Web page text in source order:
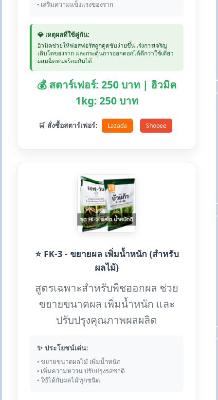
• เสริมความแข็งแรงของราก
💎 เหตุผลที่ใช้คู่กัน:
ฮิวมิคช่วยให้ฟอสฟอรัสถูกดูดซับง่ายขึ้น เร่งการเจริญ
เติบโตของราก และกระตุ้นการออกดอกได้ดีกว่าใช้เดี่ยว
ผสมฉีดพ่นพร้อมกันได้
💰 สตาร์เฟอร์: 250 บาท | ฮิวมิค
1kg: 250 บาท
🛒 สั่งซื้อสตาร์เฟอร์: Lazada Shopee
⭐ FK-3 - ขยายผล เพิ่มน้ำหนัก (สำหรับ
ผลไม้)
สูตรเฉพาะสำหรับพืชออกผล ช่วย
ขยายขนาดผล เพิ่มน้ำหนัก และ
ปรับปรุงคุณภาพผลผลิต
✨ ประโยชน์เด่น:
• ขยายขนาดผลไม้ เพิ่มน้ำหนัก
• เพิ่มความหวาน ปรับปรุงรสชาติ
• ใช้ได้กับผลไม้ทุกชนิด